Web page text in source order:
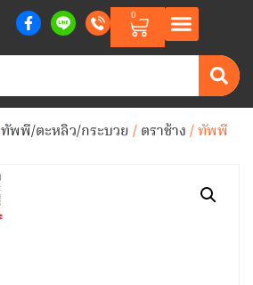
0
ทัพพี/ตะหลิว/กระบวย /ตราช้าง/ ทัพพี